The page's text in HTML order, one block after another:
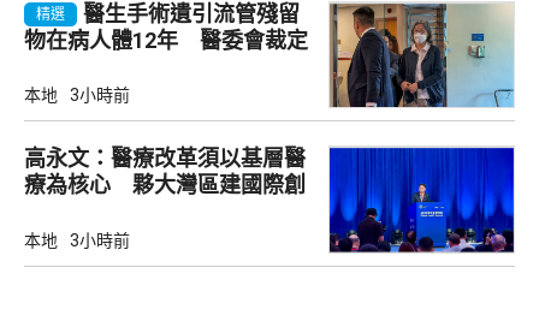
精選
醫生手術遺引流管殘留
物在病人體12年 醫委會裁定
本地 3小時前
高永文：醫療改革須以基層醫
療為核心 夥大灣區建國際創
本地 3小時前